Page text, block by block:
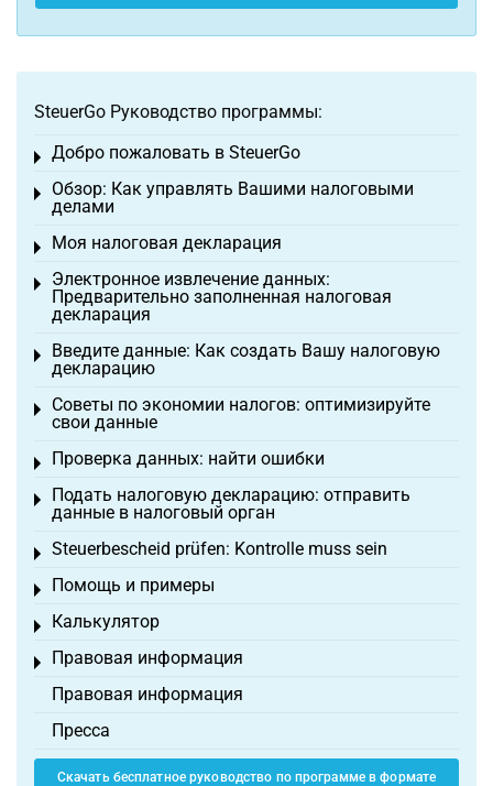
SteuerGo Руководство программы:
Добро пожаловать в SteuerGo
Toggle menu
Обзор: Как управлять Вашими налоговыми
делами
Toggle menu
Моя налоговая декларация
Toggle menu
Электронное извлечение данных:
Предварительно заполненная налоговая
декларация
Toggle menu
Введите данные: Как создать Вашу налоговую
декларацию
Toggle menu
Советы по экономии налогов: оптимизируйте
свои данные
Toggle menu
Проверка данных: найти ошибки
Toggle menu
Подать налоговую декларацию: отправить
данные в налоговый орган
Toggle menu
Steuerbescheid prüfen: Kontrolle muss sein
Toggle menu
Помощь и примеры
Toggle menu
Калькулятор
Toggle menu
Правовая информация
Toggle menu
Правовая информация
Пресса
Скачать бесплатное руководство по программе в формате